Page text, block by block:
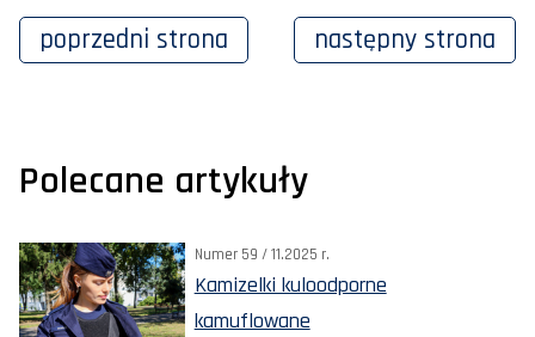
poprzedni strona następny strona
Polecane artykuły
Numer 59 / 11.2025 r.
Kamizelki kuloodporne
kamuflowane